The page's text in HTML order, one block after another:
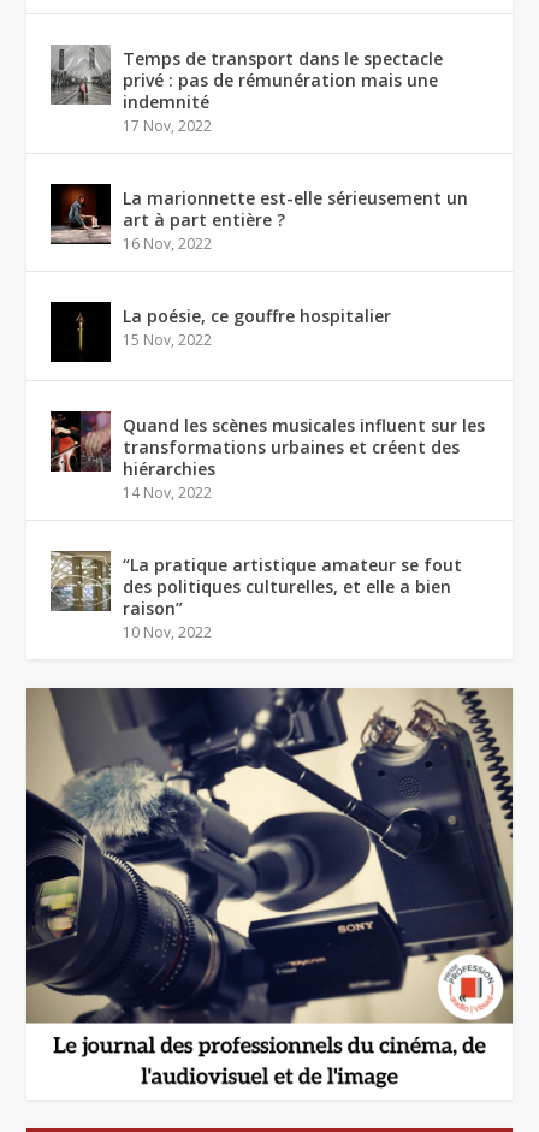
Temps de transport dans le spectacle
privé : pas de rémunération mais une
indemnité
17 Nov, 2022
La marionnette est-elle sérieusement un
art à part entière ?
16 Nov, 2022
La poésie, ce gouffre hospitalier
15 Nov, 2022
Quand les scènes musicales influent sur les
transformations urbaines et créent des
hiérarchies
14 Nov, 2022
“La pratique artistique amateur se fout
des politiques culturelles, et elle a bien
raison”
10 Nov, 2022